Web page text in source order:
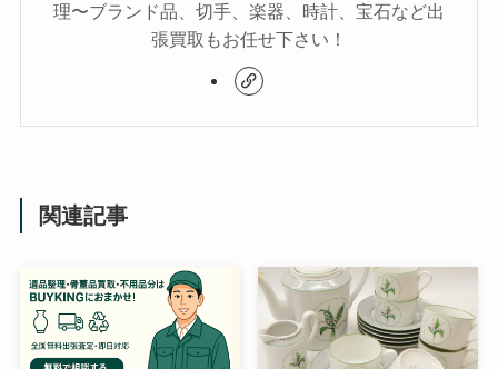
理〜ブランド品、切手、楽器、時計、宝石など出
張買取もお任せ下さい！
関連記事